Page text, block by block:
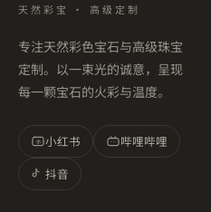
天然彩宝 · 高级定制
专注天然彩色宝石与高级珠宝
定制。以一束光的诚意，呈现
每一颗宝石的火彩与温度。
小 小红书
哔哩哔哩
抖音